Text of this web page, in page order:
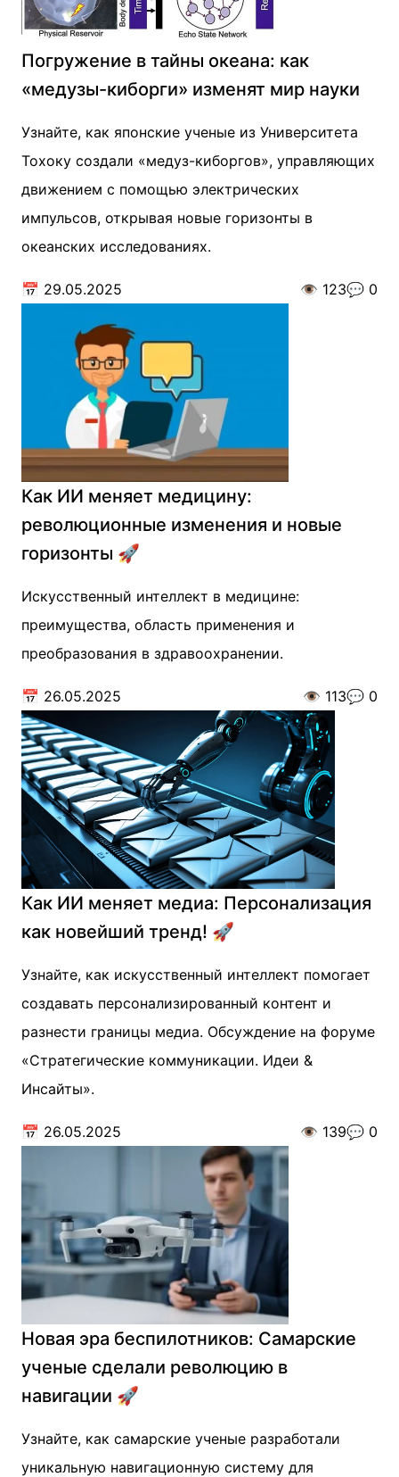
Погружение в тайны океана: как
«медузы-киборги» изменят мир науки
Узнайте, как японские ученые из Университета
Тохоку создали «медуз-киборгов», управляющих
движением с помощью электрических
импульсов, открывая новые горизонты в
океанских исследованиях.
📅 29.05.2025 👁️ 123💬 0
Как ИИ меняет медицину:
революционные изменения и новые
горизонты 🚀
Искусственный интеллект в медицине:
преимущества, область применения и
преобразования в здравоохранении.
📅 26.05.2025 👁️ 113💬 0
Как ИИ меняет медиа: Персонализация
как новейший тренд! 🚀
Узнайте, как искусственный интеллект помогает
создавать персонализированный контент и
разнести границы медиа. Обсуждение на форуме
«Стратегические коммуникации. Идеи &
Инсайты».
📅 26.05.2025 👁️ 139💬 0
Новая эра беспилотников: Самарские
ученые сделали революцию в
навигации 🚀
Узнайте, как самарские ученые разработали
уникальную навигационную систему для